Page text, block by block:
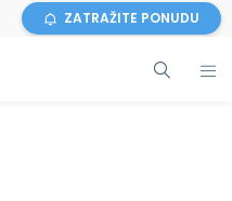
ZATRAŽITE PONUDU